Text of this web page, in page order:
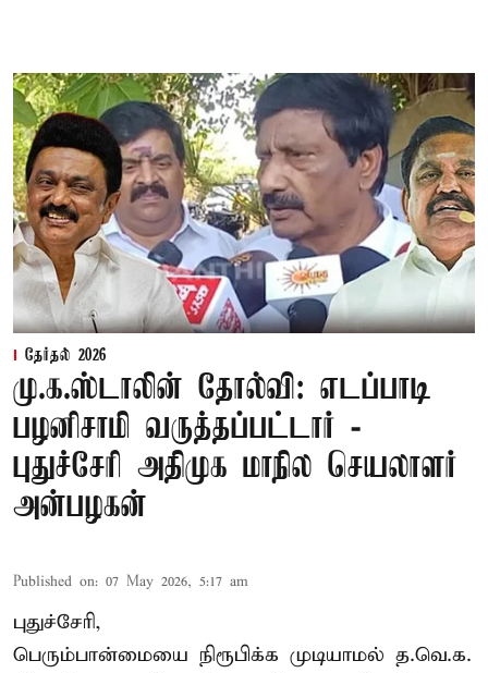
தேர்தல் 2026
மு.க.ஸ்டாலின் தோல்வி: எடப்பாடி
பழனிசாமி வருத்தப்பட்டார் -
புதுச்சேரி அதிமுக மாநில செயலாளர்
அன்பழகன்
Published on: 07 May 2026, 5:17 am
புதுச்சேரி,
பெரும்பான்மையை நிரூபிக்க முடியாமல் த.வெ.க.